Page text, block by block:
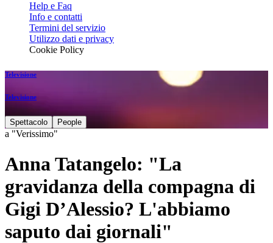
Help e Faq
Info e contatti
Termini del servizio
Utilizzo dati e privacy
Cookie Policy
Televisione
Televisione
Spettacolo People
a "Verissimo"
Anna Tatangelo: "La
gravidanza della compagna di
Gigi D’Alessio? L'abbiamo
saputo dai giornali"